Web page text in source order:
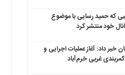
که حمید رسایی با موضوع
خود منتشر کرد
خبر داد: آغاز عملیات اجرایی و
کمربندی غربی خرم‌آباد